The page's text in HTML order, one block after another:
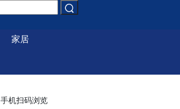
家居
手机扫码浏览